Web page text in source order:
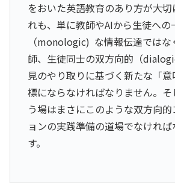
をおいた英語教育のあり方が大切
れも、単に教師やAIから生徒への
（monologic) な情報伝達ではな
師、生徒同士の双方向的（
見のやり取りに基づく新たな「
標にならなければなりません。
う場はまさにこのような双方向
ョンの実践準備の道場でなけれ
す。